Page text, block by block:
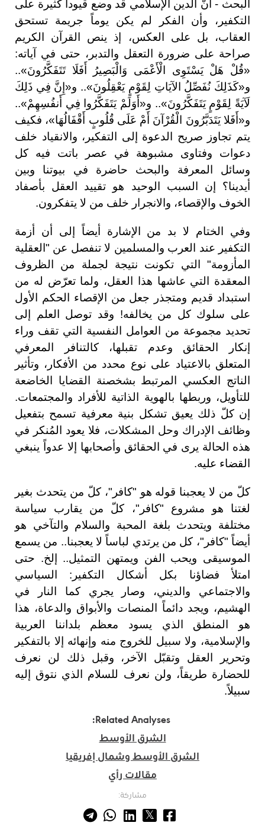
البحث - أنّ الدين الإسلامي قد وضع قيوداً كثيرة على
التكفير، وأن الفكر لم يكن يوماً جريمة تستحق
العقاب، بل على العكس، إذ ينص القرآن الكريم
صراحة على ضرورة التعقل والتدبر، حتى في آياته:
«قُلْ هَلْ يَسْتَوِى الْأَعْمَى وَالْبَصِيرُ أَفَلَا تَتَفَكَّرُونَ»..
و«كَذَلِكَ نُفَصِّلُ الآيَاتِ لِقَوْمٍ يَعْقِلُونَ».. و«إِنَّ فِي ذَلِكَ
لَآيَةً لِقَوْمٍ يَتَفَكَّرُونَ».. و«أَوَلَمْ يَتَفَكَّرُوا فِي أَنفُسِهِمْ»..
و«أَفَلا يَتَدَبَّرُونَ الْقُرْآنَ أَمْ عَلَى قُلُوبٍ أَقْفَالُهَا»، فكيف
يتم تجاوز صريح الدعوة إلى التفكير، والانقياد خلف
دعوات وفتاوى مشبوهة في عصر باتت فيه كل
وسائل المعرفة والبحث حاضرة في بيوتنا وبين
أيدينا؟ إن السبب الوحيد هو تقييد العقل بأصفاد
الخوف والإقصاء، والانجرار خلف من لا يتفكرون.
وفي الختام لا بد من الإشارة أيضاً إلى أن أزمة
التكفير عند العرب والمسلمين لا تنفصل عن "العقلية
المأزومة" التي تكونت نتيجة لجملة من الظروف
المعقدة التي عاشها هذا العقل، ولما تعرّض له من
استبداد قديم ومتجذر جعل من الإقصاء الحكم الأول
على سلوك كل من يخالفه! وقد توصل العلم إلى
تحديد مجموعة من العوامل النفسية التي تقف وراء
إنكار الحقائق وعدم تقبلها، كالتنافر المعرفي
المتعلق بالاعتياد على نوع محدد من الأفكار، وتأثير
الناتج العكسي المرتبط بشخصنة القضايا الخاضعة
للتأويل، وربطها بالهوية الذاتية للأفراد والمجتمعات.
إن كلّ ذلك يعيق تشكل بنية معرفية تسمح بتفعيل
وظائف الإدراك وحل المشكلات، فلا يعود المُنكر في
هذه الحالة يرى في الحقائق وأصحابها إلا عدواً ينبغي
القضاء عليه.
كلّ من لا يعجبنا قوله هو "كافر"، كلّ من يتحدث بغير
لغتنا هو مشروع "كافر"، كلّ من يقارب سياسة
مختلفة ويتحدث بلغة المحبة والسلام والتآخي هو
أيضاً "كافر"، كل من يرتدي لباساً لا يعجبنا.. من يسمع
الموسيقى ويحب الفن ويمتهن التمثيل.. إلخ. حتى
امتلأ فضاؤنا بكل أشكال التكفير: السياسي
والاجتماعي والديني، وصار يجري كما النار في
الهشيم، ويجد دائماً المنصات والأبواق والدعاة، هذا
هو المنطق الذي يسود معظم بلداننا العربية
والإسلامية، ولا سبيل للخروج منه وإنهائه إلا بالتفكير
وتحرير العقل وتقبّل الآخر، وقبل ذلك لن نعرف
للحضارة طريقاً، ولن نعرف للسلام الذي نتوق إليه
سبيلاً.
Related Analyses:
الشرق الأوسط
الشرق الأوسط وشمال إفريقيا
مقالات رأي
مشاركة: